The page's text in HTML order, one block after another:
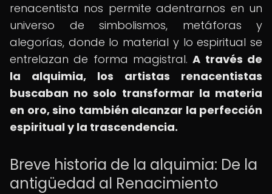
renacentista nos permite adentrarnos en un
universo de simbolismos, metáforas y
alegorías, donde lo material y lo espiritual se
entrelazan de forma magistral.A través de
la alquimia, los artistas renacentistas
buscaban no solo transformar la materia
en oro, sino también alcanzar la perfección
espiritual y la trascendencia.
Breve historia de la alquimia: De la
antigüedad al Renacimiento